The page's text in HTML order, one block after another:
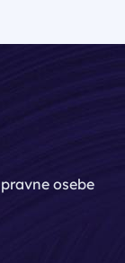
osebe